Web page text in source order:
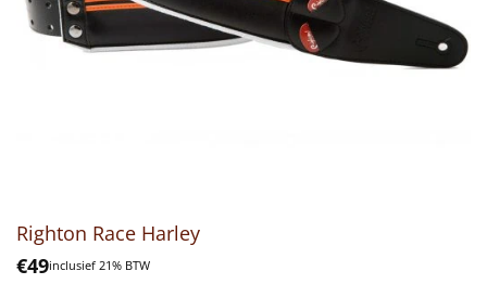
Righton Race Harley
€49inclusief 21% BTW